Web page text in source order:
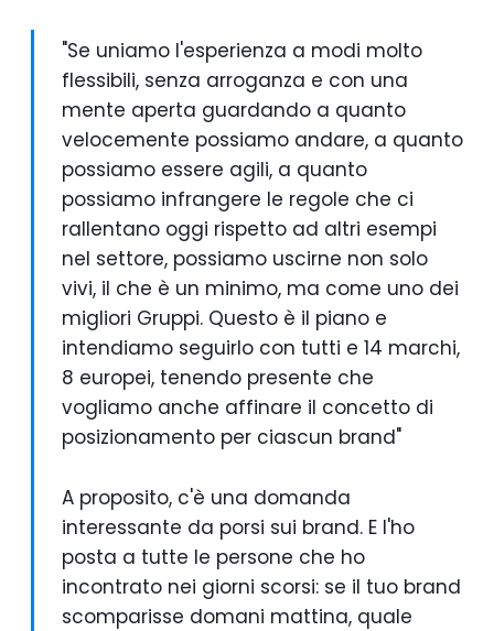
"Se uniamo l'esperienza a modi molto
flessibili, senza arroganza e con una
mente aperta guardando a quanto
velocemente possiamo andare, a quanto
possiamo essere agili, a quanto
possiamo infrangere le regole che ci
rallentano oggi rispetto ad altri esempi
nel settore, possiamo uscirne non solo
vivi, il che è un minimo, ma come uno dei
migliori Gruppi. Questo è il piano e
intendiamo seguirlo con tutti e 14 marchi,
8 europei, tenendo presente che
vogliamo anche affinare il concetto di
posizionamento per ciascun brand"
A proposito, c'è una domanda
interessante da porsi sui brand. E l'ho
posta a tutte le persone che ho
incontrato nei giorni scorsi: se il tuo brand
scomparisse domani mattina, quale